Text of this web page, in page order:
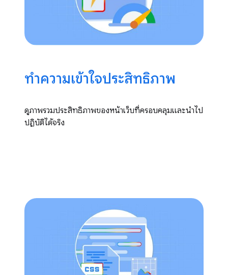
ทําความเข้าใจประสิทธิภาพ
ดูภาพรวมประสิทธิภาพของหน้าเว็บที่ครอบคลุมและนําไป
ปฏิบัติได้จริง